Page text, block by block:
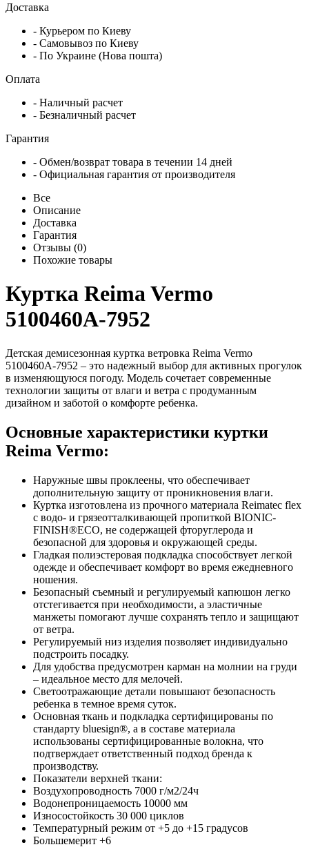
Доставка
- Курьером по Киеву
- Самовывоз по Киеву
- По Украине (Нова пошта)
Оплата
- Наличный расчет
- Безналичный расчет
Гарантия
- Обмен/возврат товара в течении 14 дней
- Официальная гарантия от производителя
Все
Описание
Доставка
Гарантия
Отзывы (0)
Похожие товары
Куртка Reima Vermo
5100460A-7952
Детская демисезонная куртка ветровка Reima Vermo
5100460A-7952 – это надежный выбор для активных прогулок
в изменяющуюся погоду. Модель сочетает современные
технологии защиты от влаги и ветра с продуманным
дизайном и заботой о комфорте ребенка.
Основные характеристики куртки
Reima Vermo:
Наружные швы проклеены, что обеспечивает
дополнительную защиту от проникновения влаги.
Куртка изготовлена ​​из прочного материала Reimatec flex
с водо- и грязеотталкивающей пропиткой BIONIC-
FINISH®ECO, не содержащей фторуглерода и
безопасной для здоровья и окружающей среды.
Гладкая полиэстеровая подкладка способствует легкой
одежде и обеспечивает комфорт во время ежедневного
ношения.
Безопасный съемный и регулируемый капюшон легко
отстегивается при необходимости, а эластичные
манжеты помогают лучше сохранять тепло и защищают
от ветра.
Регулируемый низ изделия позволяет индивидуально
подстроить посадку.
Для удобства предусмотрен карман на молнии на груди
– идеальное место для мелочей.
Светоотражающие детали повышают безопасность
ребенка в темное время суток.
Основная ткань и подкладка сертифицированы по
стандарту bluesign®, а в составе материала
использованы сертифицированные волокна, что
подтверждает ответственный подход бренда к
производству.
Показатели верхней ткани:
Воздухопроводность 7000 г/м2/24ч
Водонепроницаемость 10000 мм
Износостойкость 30 000 циклов
Температурный режим от +5 до +15 градусов
Большемерит +6